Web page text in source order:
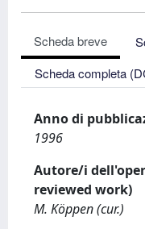
Scheda breve
Scheda completa
Anno di
1996
Autore/i
reviewed work)
M. Köppen (cur.)